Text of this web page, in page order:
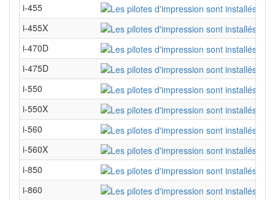
i-455
i-455X
i-470D
i-475D
i-550
i-550X
i-560
i-560X
i-850
i-860